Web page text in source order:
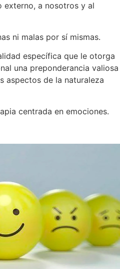
externo, a nosotros y al
ni malas por sí mismas.
específica que le otorga
una preponderancia valiosa
aspectos de la naturaleza
centrada en emociones.